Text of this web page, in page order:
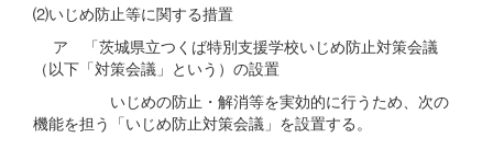
⑵いじめ防止等に関する措置
ア 「茨城県立つくば特別支援学校いじめ防止対策会議
（以下「対策会議」という）の設置
いじめの防止・解消等を実効的に行うため、次の
機能を担う「いじめ防止対策会議」を設置する。